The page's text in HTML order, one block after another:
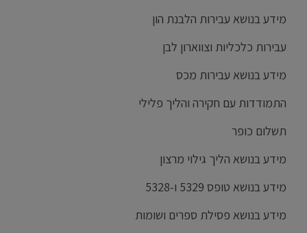
מידע בנושא עבירות הלבנת הון
עבירות כלכליות וצווארון לבן
מידע בנושא עבירות מכס
התמודדות עם חקירה והליך פלילי
תשלום כופר
מידע בנושא הליך גילוי מרצון
מידע בנושא טופס 5329 ו-5328
מידע בנושא פסילת ספרים ושומות